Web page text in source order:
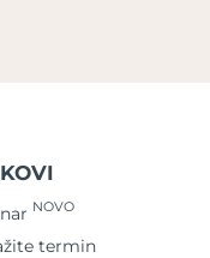
NOVO
termin